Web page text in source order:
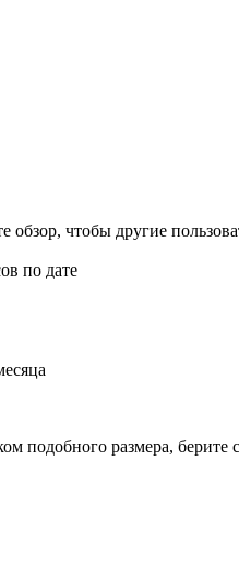
обзор, чтобы другие
по дате
подобного размера,